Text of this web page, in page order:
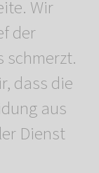
Wir
der
schmerzt.
dass die
aus
Dienst